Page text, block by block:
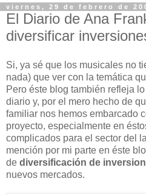
viernes, 29 de febrero de
El Diario de Ana
diversificar
Si, ya sé que los musicales no
nada) que ver con la temática
Pero éste blog también refleja
diario y, por el mero hecho de
familiar nos hemos embarcado
proyecto, especialmente en
complicados para el sector del
mención por mi parte en éste
de diversificación de
nuevos mercados.